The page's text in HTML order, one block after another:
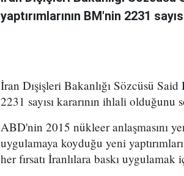
yaptırımlarının BM'nin 2231
İran Dışişleri Bakanlığı Sözcüsü
2231 sayısı kararının ihlali olduğunu
ABD'nin 2015 nükleer anlaşmasını
uygulamaya koyduğu yeni
her fırsatı İranlılara baskı uygulamak